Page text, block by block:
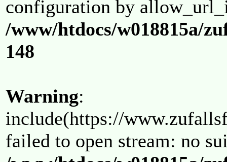
configuration by
/www/htdocs/w018815a/
148
Warning:
include(https://
failed to open stream: no